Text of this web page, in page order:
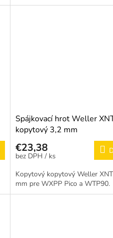
Spájkovací hrot Weller
kopytový 3,2 mm
€23,38
/ ks
Kopytový kopytový Weller
mm pre WXPP Pico a WTP90.